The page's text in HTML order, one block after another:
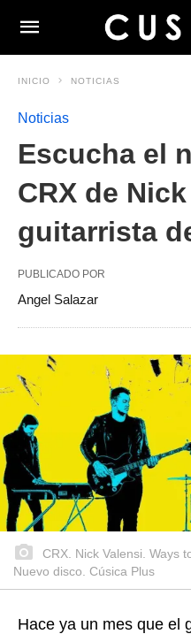
INICIO NOTICIAS
Noticias
Escucha el
CRX de
guitarrista
PUBLICADO POR
Angel Salazar
CRX. Nick Valensi. Ways
Nuevo disco. Cúsica Plus
Hace ya un mes que el